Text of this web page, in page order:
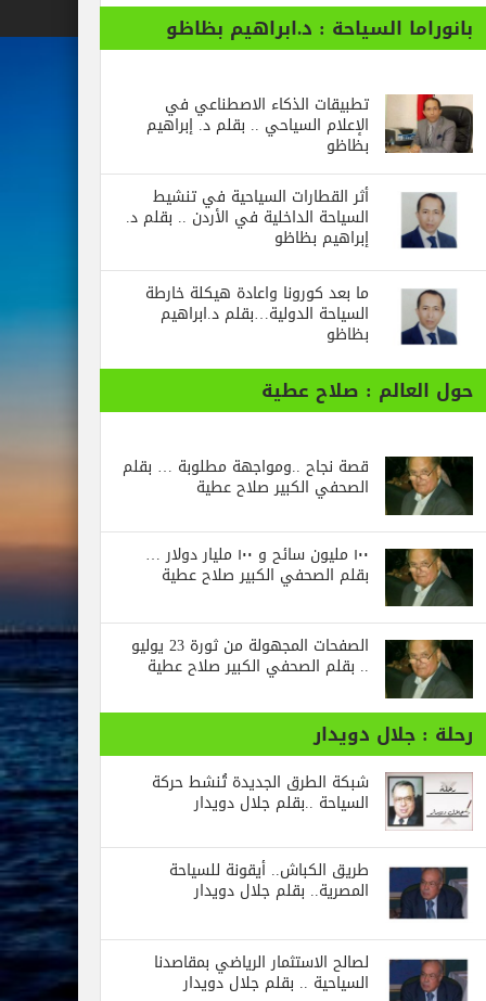
السياحة : د.ابراهيم بظاظو
تطبيقات الذكاء الاصطناعي في
الإعلام السياحي .. بقلم د. إبراهيم
بظاظو
أثر القطارات السياحية في تنشيط
السياحة الداخلية في الأردن .. بقلم د.
إبراهيم بظاظو
ما بعد كورونا واعادة هيكلة خارطة
السياحة الدولية…بقلم د.ابراهيم
بظاظو
: صلاح عطية
قصة نجاح ..ومواجهة مطلوبة … بقلم
الصحفي الكبير صلاح عطية
١٠٠ مليون سائح و ١٠٠ مليار دولار …
بقلم الصحفي الكبير صلاح عطية
الصفحات المجهولة من ثورة 23 يوليو
.. بقلم الصحفي الكبير صلاح عطية
دويدار
شبكة الطرق الجديدة تُنشط حركة
السياحة ..بقلم جلال دويدار
طريق الكباش.. أيقونة للسياحة
المصرية.. بقلم جلال دويدار
لصالح الاستثمار الرياضي بمقاصدنا
السياحية .. بقلم جلال دويدار